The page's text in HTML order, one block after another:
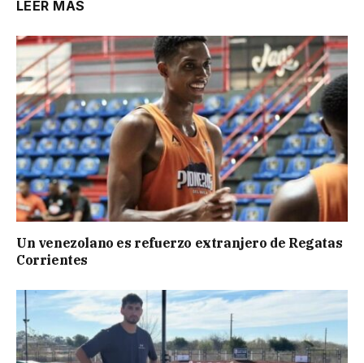
LEER MÁS
Un venezolano es refuerzo extranjero de Regatas
Corrientes